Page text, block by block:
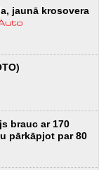
jaunā krosovera
brauc ar 170
pārkāpjot par 80